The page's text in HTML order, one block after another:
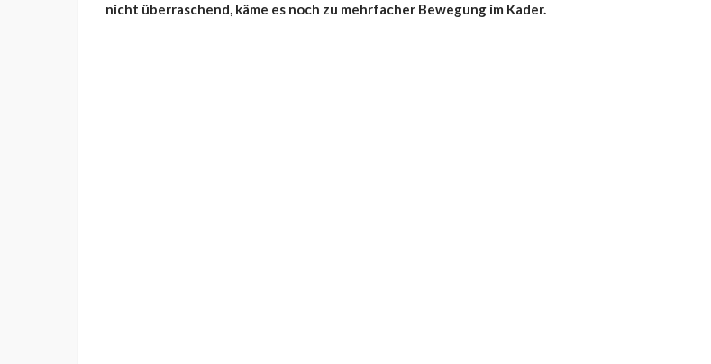
nicht überraschend, käme es noch zu mehrfacher Bewegung im Kader.